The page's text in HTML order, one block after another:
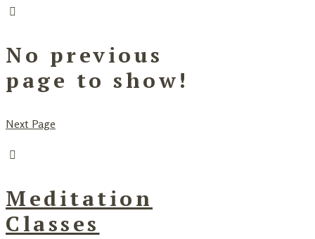
No previous
page to show!
Next Page
Meditation
Classes